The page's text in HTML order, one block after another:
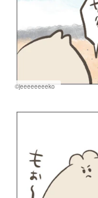
©jeeeeeeeeko